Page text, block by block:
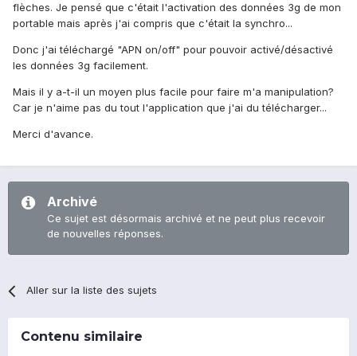
flèches. Je pensé que c'était l'activation des données 3g de mon
portable mais après j'ai compris que c'était la synchro...
Donc j'ai téléchargé "APN on/off" pour pouvoir activé/désactivé
les données 3g facilement.
Mais il y a-t-il un moyen plus facile pour faire m'a manipulation?
Car je n'aime pas du tout l'application que j'ai du télécharger...
Merci d'avance.
Archivé
Ce sujet est désormais archivé et ne peut plus recevoir
de nouvelles réponses.
Aller sur la liste des sujets
Contenu similaire